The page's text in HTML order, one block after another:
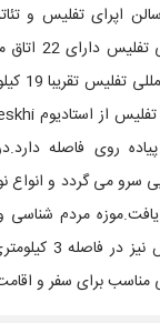
سالن اپرای تفلیس و
است.هتل
10 دقیقه پیاده روی فاصله
سرو می گردد و انواع
مردم
دانشگاه دولتی
برای سفر و